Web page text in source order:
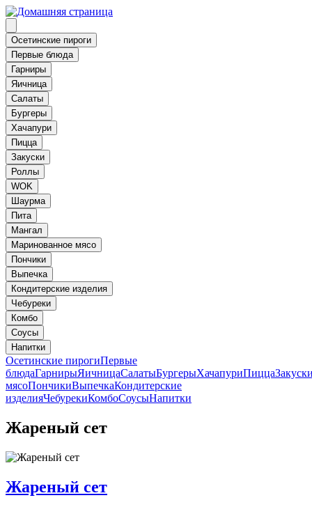
Осетинские пироги
Первые блюда
Гарниры
Яичница
Салаты
Бургеры
Хачапури
Пицца
Закуски
Роллы
WOK
Шаурма
Пита
Мангал
Маринованное мясо
Пончики
Выпечка
Кондитерские изделия
Чебуреки
Комбо
Соусы
Напитки
Осетинские пирогиПервые
блюдаГарнирыЯичницаСалатыБургерыХачапуриПицца
мясоПончикиВыпечкаКондитерские
изделияЧебурекиКомбоСоусыНапитки
Жареный сет
Жареный сет